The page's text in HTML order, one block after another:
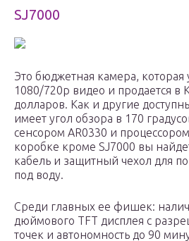
SJ7000
Это бюджетная камера, которая
1080/720p видео и продается в
долларов. Как и другие
имеет угол обзора в 170
сенсором AR0330 и
коробке кроме SJ7000 вы
кабель и защитный чехол для
под воду.
Среди главных ее фишек:
дюймового TFT дисплея с
точек и автономность до 90